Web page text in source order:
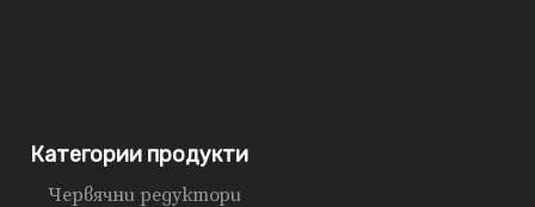
Категории продукти
Червячни редуктори